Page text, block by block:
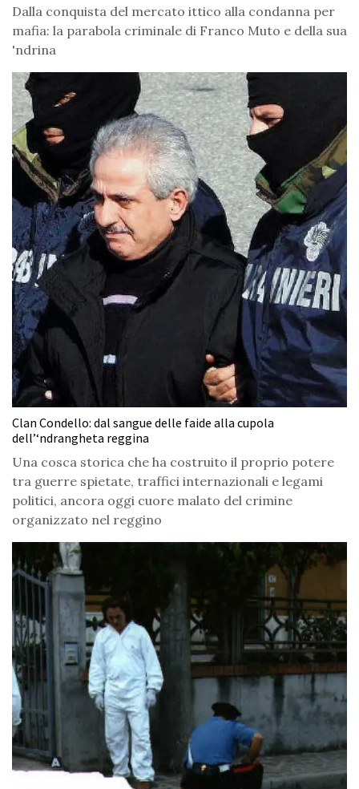
Dalla conquista del mercato ittico alla condanna per
mafia: la parabola criminale di Franco Muto e della sua
'ndrina
Clan Condello: dal sangue delle faide alla cupola
dell’‘ndrangheta reggina
Una cosca storica che ha costruito il proprio potere
tra guerre spietate, traffici internazionali e legami
politici, ancora oggi cuore malato del crimine
organizzato nel reggino